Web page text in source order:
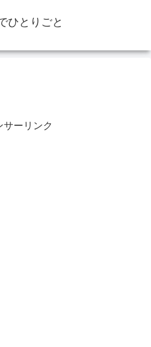
ひとりごと
サーリンク